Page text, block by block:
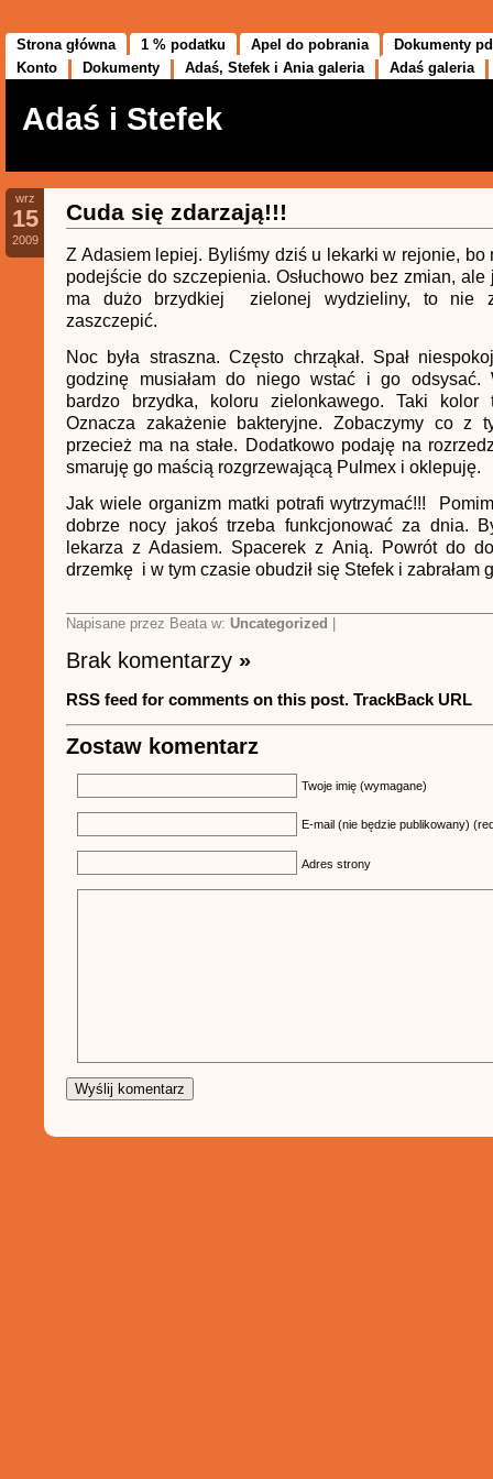
Strona główna 1 % podatku Apel do pobrania
Dokumenty
Konto
Dokumenty Adaś, Stefek i Ania galeria Adaś galeria
Adaś i Stefek
wrz
15
2009
Cuda się zdarzają!!!
Z Adasiem lepiej. Byliśmy dziś u lekarki w rejonie, bo
podejście do szczepienia. Osłuchowo bez zmian, ale
ma dużo brzydkiej zielonej wydzieliny, to nie
zaszczepić.
Noc była straszna. Często chrząkał. Spał
godzinę musiałam do niego wstać i go odsysać.
bardzo brzydka, koloru zielonkawego. Taki kolor
Oznacza zakażenie bakteryjne. Zobaczymy co z
przecież ma na stałe. Dodatkowo podaję na
smaruję go maścią rozgrzewającą Pulmex i oklepuję.
Jak wiele organizm matki potrafi wytrzymać!!!
dobrze nocy jakoś trzeba funkcjonować za dnia.
lekarza z Adasiem. Spacerek z Anią. Powrót do
drzemkę i w tym czasie obudził się Stefek i zabrałam
Napisane przez Beata w: Uncategorized
Brak komentarzy »
RSS feed for comments on this post. TrackBack URL
Zostaw komentarz
Twoje imię (wymagane)
E-mail (nie będzie publikowany)
Adres strony